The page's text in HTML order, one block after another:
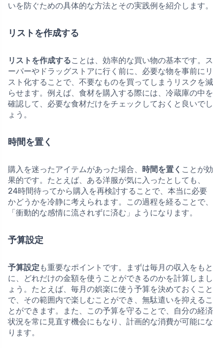
いを防ぐための具体的な方法とその実践例を紹介します。
リストを作成する
リストを作成することは、効率的な買い物の基本です。ス
ーパーやドラッグストアに行く前に、必要な物を事前にリ
スト化することで、不要なものを買ってしまうリスクを減
らせます。例えば、食材を購入する際には、冷蔵庫の中を
確認して、必要な食材だけをチェックしておくと良いでし
ょう。
時間を置く
購入を迷ったアイテムがあった場合、 時間を置く ことが効
果的です。たとえば、ある洋服が気に入ったとしても、
24時間待ってから購入を再検討することで、本当に必要
かどうかを冷静に考えられます。この過程を経ることで、
「衝動的な感情に流されずに済む」ようになります。
予算設定
予算設定 も重要なポイントです。まずは毎月の収入をもと
に、どれだけの金額を使うことができるのかを計算しまし
ょう。たとえば、毎月の娯楽に使う予算を決めておくこと
で、その範囲内で楽しむことができ、無駄遣いを抑えるこ
とができます。また、この予算を守ることで、自分の経済
状況を常に見直す機会にもなり、計画的な消費が可能にな
ります。